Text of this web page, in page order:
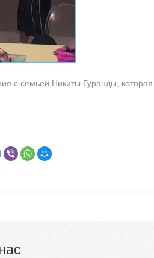
с семьей Никиты Гуранды,